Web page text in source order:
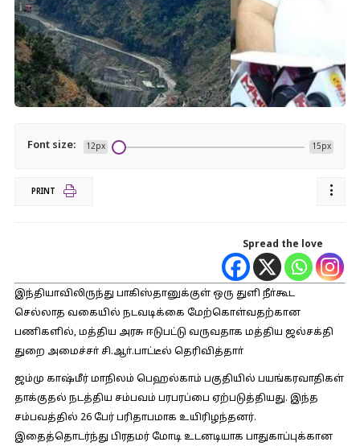
Font size: 12px 15px
PRINT
Spread the love
இந்தியாவிலிருந்து பாகிஸ்தானுக்குள் ஒரு துளி நீா்கூட
செல்லாத வகையில் நடவடிக்கை மேற்கொள்வதற்கான
பணிகளில், மத்திய அரசு ஈடுபட்டு வருவதாக மத்திய ஜல்சக்தி
துறை அமைச்சா் சி.ஆா்.பாட்டீல் தெரிவித்தாா்
ஜம்மு காஷ்மீர் மாநிலம் பெஹல்காம் பகுதியில் பயங்கரவாதிகள்
தாக்குதல் நடத்திய சம்பவம் பரபரப்பை ஏற்படுத்தியது. இந்த
சம்பவத்தில் 26 பேர் பரிதாபமாக உயிரிழந்தனர்.
இதைத்தொடர்ந்து பிரதமர் மோடி உடனடியாக பாதுகாப்புக்கான